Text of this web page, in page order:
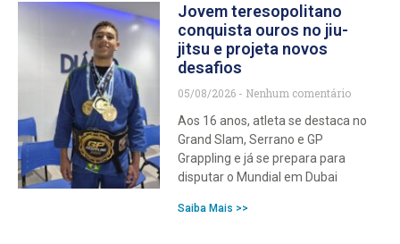
Jovem teresopolitano
conquista ouros no jiu-
jitsu e projeta novos
desafios
05/08/2026
Nenhum comentário
Aos 16 anos, atleta se destaca no
Grand Slam, Serrano e GP
Grappling e já se prepara para
disputar o Mundial em Dubai
Saiba Mais >>